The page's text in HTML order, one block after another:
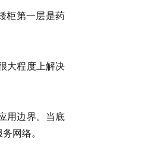
柜第一层是药
大程度上解决
用边界。当底
网络。